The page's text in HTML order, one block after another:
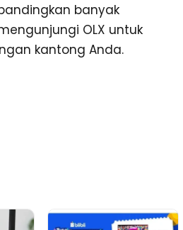
banyak
OLX untuk
kantong Anda.